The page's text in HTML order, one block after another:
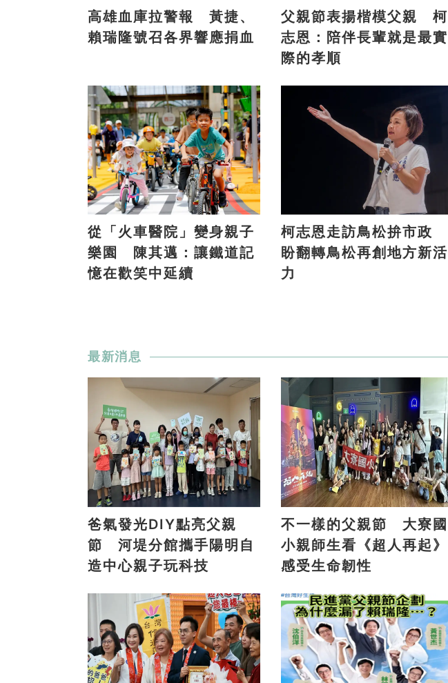
高雄血庫拉警報 黃捷、
賴瑞隆號召各界響應捐血
父親節表揚楷模父親 柯
志恩：陪伴長輩就是最實
際的孝順
從「火車醫院」變身親子
樂園 陳其邁：讓鐵道記
憶在歡笑中延續
柯志恩走訪鳥松拚市政
盼翻轉鳥松再創地方新活
力
最新消息
爸氣發光DIY點亮父親
節 河堤分館攜手陽明自
造中心親子玩科技
不一樣的父親節 大寮國
小親師生看《超人再起》
感受生命韌性